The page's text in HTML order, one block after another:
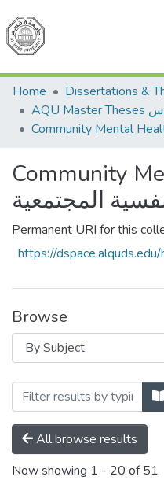
All of
Home
Community
المجتمعية
Permanent URI for this
https://
Browse
All browse results
Now showing 1 - 20 of 51